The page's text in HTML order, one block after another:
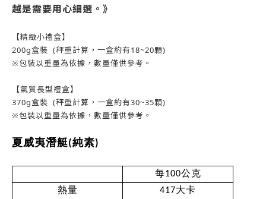
越是需要用心細選。》
【精緻小禮盒】
200g盒裝 (秤重計算，一盒約有18~20顆)
※包裝以重量為依據，數量僅供參考。
【氣質長型禮盒】
370g盒裝 (秤重計算，一盒約有30~35顆)
※包裝以重量為依據，數量僅供參考。
夏威夷潛艇(純素)
每100公克
熱量
417大卡